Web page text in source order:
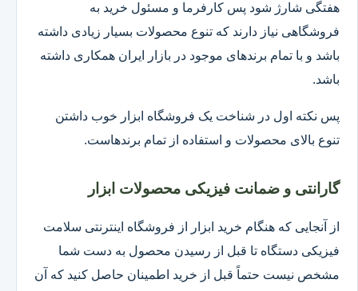
هفتگی شارژ شود پس کارفرما و مسئول خرید به
فروشگاهی نیاز دارند که تنوع محصولات بسیار زیادی داشته
باشد و با تمام برندهای موجود در بازار ایران همکاری داشته
باشد.
پس نکته اول در شناخت یک فروشگاه ابزار خوب داشتن
تنوع بالای محصولات و استفاده از تمام برندهاست.
گارانتی و ضمانت فیزیکی محصولات ابزار
از آنجایی که هنگام خرید ابزار از فروشگاه اینترنتی سلامت
فیزیکی دستگاه تا قبل از رسیدن محصول به دست شما
مشخص نیست حتماً قبل از خرید اطمینان حاصل کنید که آن